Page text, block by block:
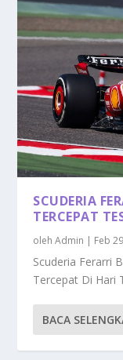
SCUDERIA
TERCEPAT
olehAdmin | Feb
Scuderia Ferarri
Tercepat Di Hari
BACA